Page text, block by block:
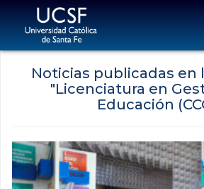
Noticias publicadas en
"Licenciatura en
Educación